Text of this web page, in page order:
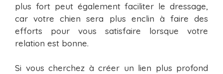
plus fort peut également faciliter le dressage,
car votre chien sera plus enclin à faire des
efforts pour vous satisfaire lorsque votre
relation est bonne.
Si vous cherchez à créer un lien plus profond